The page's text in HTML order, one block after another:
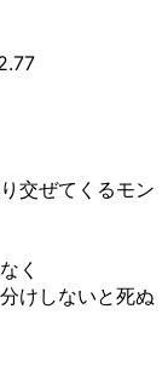
交ぜてくるモン
く
けしないと死ぬ